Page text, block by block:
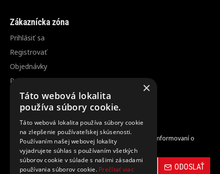
Zákaznícka zóna
Prihlásiť sa
Registrovať
Objednávky
Reklamácia / vrátenie tovaru
Zrušenie objednávky
Odber noviniek
Zaregistrujte sa do nášho odberu noviniek a buďte informovaní o
novinkách a propagačných akciách.
ODOSLAŤ
×
Táto webová lokalita
používa súbory cookie.
Táto webová lokalita používa súbory cookie
na zlepšenie používateľskej skúsenosti.
Používaním našej webovej lokality
vyjadrujete súhlas s používaním všetkých
súborov cookie v súlade s našimi zásadami
používania súborov cookie. Prečítať viac